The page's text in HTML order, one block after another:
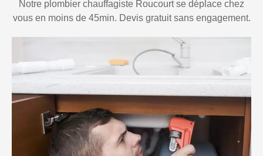
Notre plombier chauffagiste Roucourt se déplace chez
vous en moins de 45min. Devis gratuit sans engagement.